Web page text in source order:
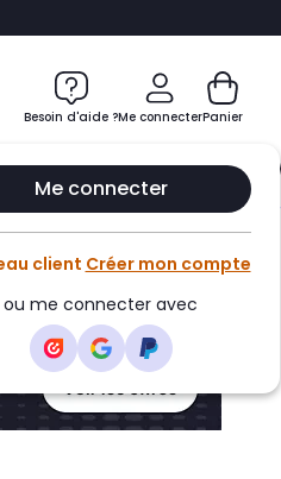
Besoin d'aide ?Me connecter
Me connecter
client Créer mon compte
ou me connecter avec
Panier
Club Infinity